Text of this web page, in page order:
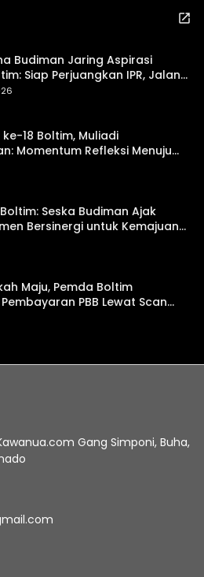
Budiman Jaring Aspirasi
Siap Perjuangkan IPR, Jalan
Pemasaran UMKM
ke-18 Boltim, Muliadi
Momentum Refleksi Menuju
dan Berdaya Saing
Seska Budiman Ajak
Bersinergi untuk Kemajuan
Maju, Pemda Boltim
PBB Lewat Scan
Gang Simponi, Buha,